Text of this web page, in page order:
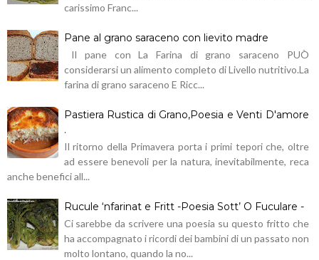
carissimo Franc...
Pane al grano saraceno con lievito madre
Il pane con La Farina di grano saraceno PUÒ
considerarsi un alimento completo di Livello nutritivo.La
farina di grano saraceno E Ricc...
Pastiera Rustica di Grano,Poesia e Venti D'amore
.
Il ritorno della Primavera porta i primi tepori che, oltre
ad essere benevoli per la natura, inevitabilmente, reca
anche benefici all...
Rucule ‘nfarinat e Fritt -Poesia Sott’ O Fuculare -
Ci sarebbe da scrivere una poesia su questo fritto che
ha accompagnato i ricordi dei bambini di un passato non
molto lontano, quando la no...